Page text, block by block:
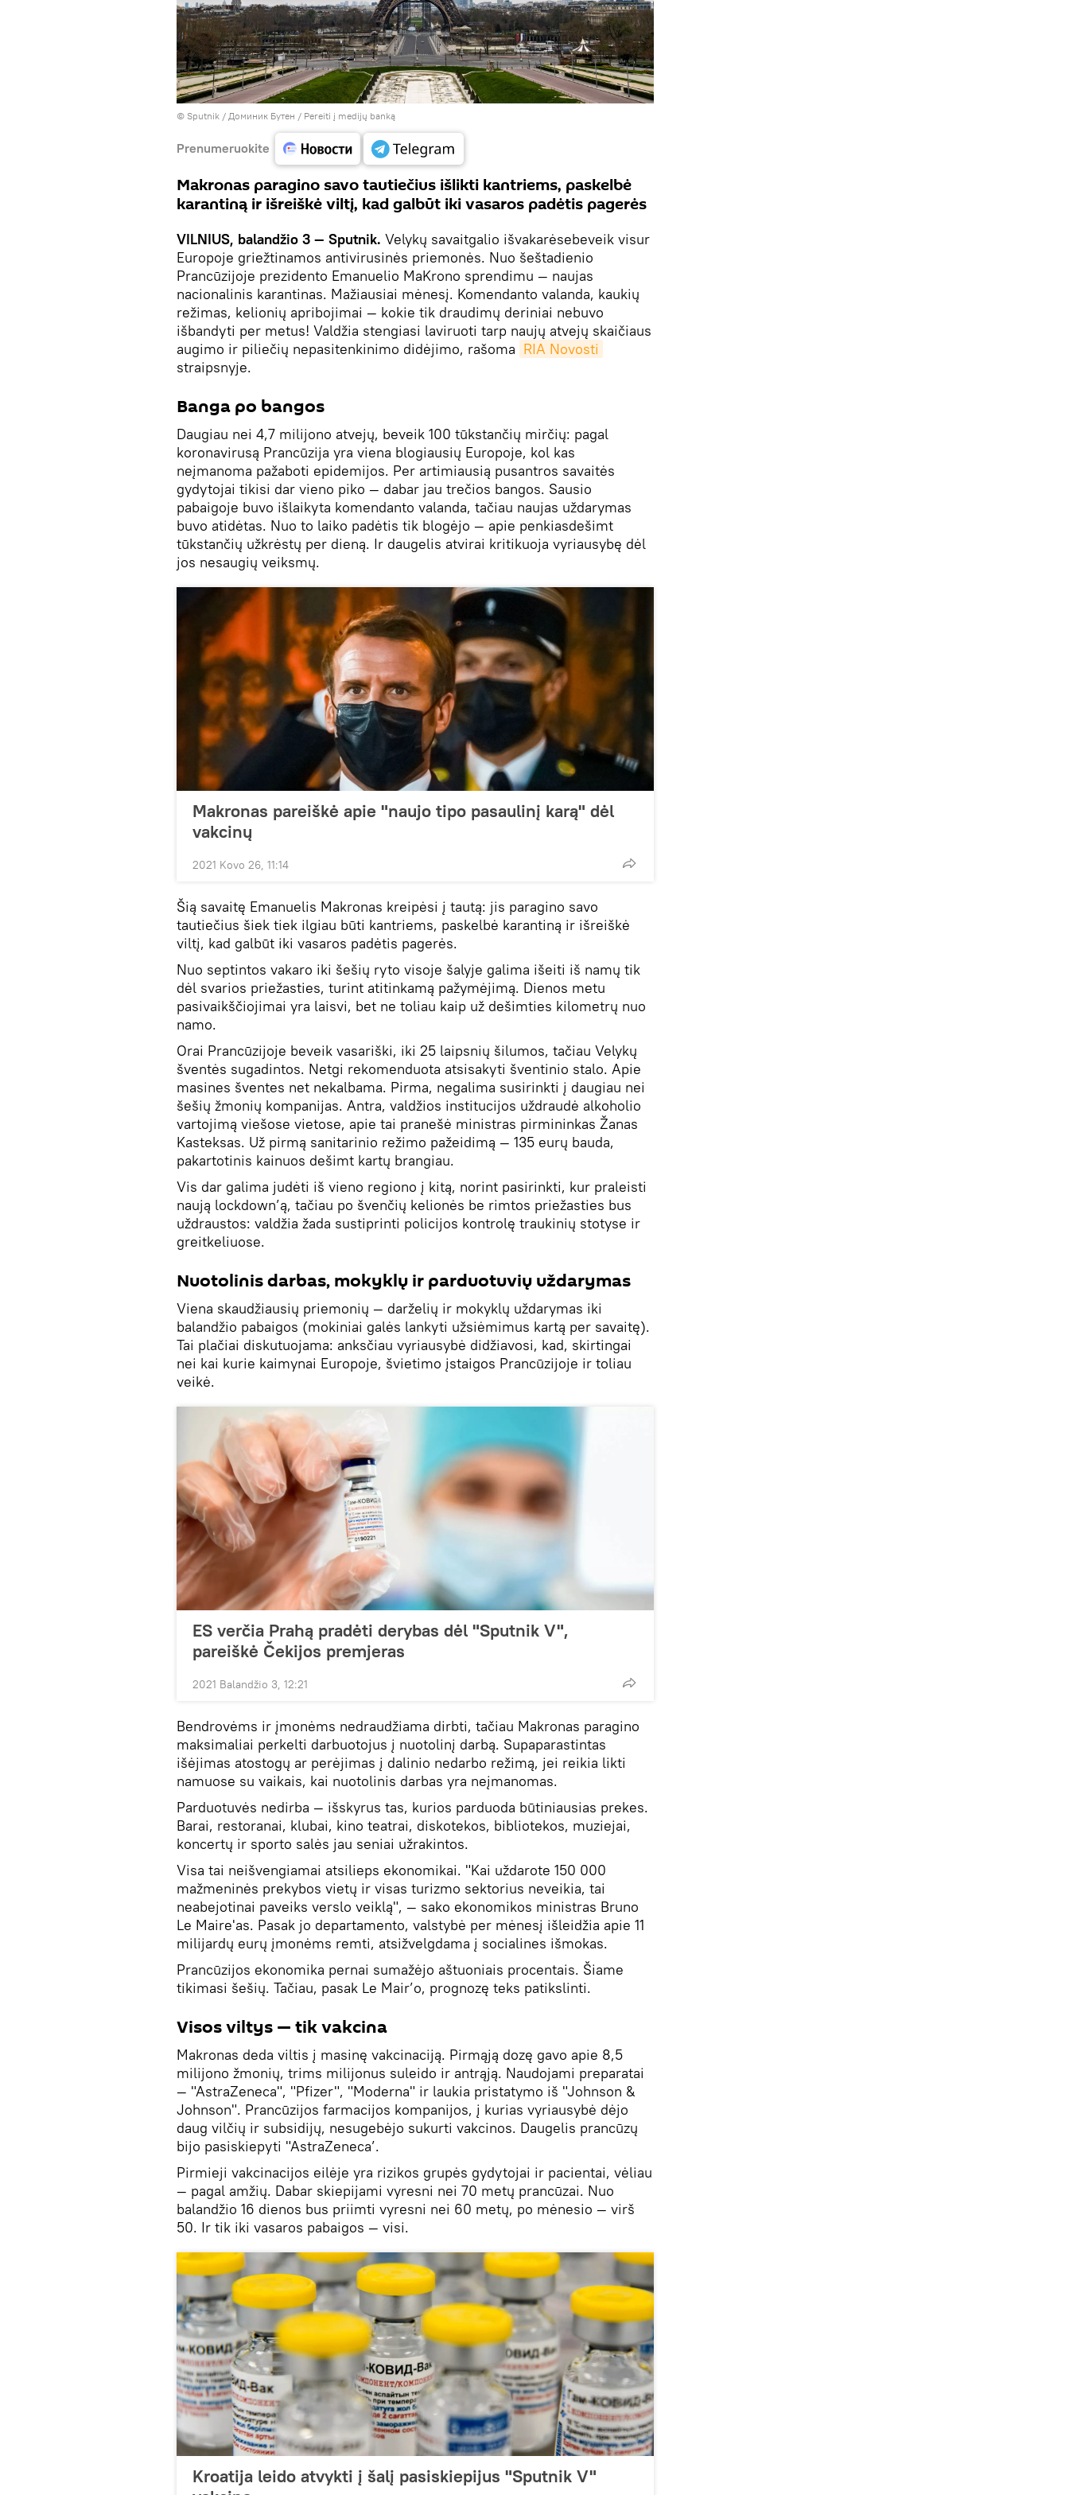
© Sputnik / Доминик Бутен / Pereiti į medijų banką
Prenumeruokite
Makronas paragino savo tautiečius išlikti kantriems, paskelbė
karantiną ir išreiškė viltį, kad galbūt iki vasaros padėtis pagerės
VILNIUS, balandžio 3 — Sputnik. Velykų savaitgalio išvakarėsebeveik visur
Europoje griežtinamos antivirusinės priemonės. Nuo šeštadienio
Prancūzijoje prezidento Emanuelio MaKrono sprendimu — naujas
nacionalinis karantinas. Mažiausiai mėnesį. Komendanto valanda, kaukių
režimas, kelionių apribojimai — kokie tik draudimų deriniai nebuvo
išbandyti per metus! Valdžia stengiasi laviruoti tarp naujų atvejų skaičiaus
augimo ir piliečių nepasitenkinimo didėjimo, rašoma RIA Novosti
straipsnyje.
Banga po bangos
Daugiau nei 4,7 milijono atvejų, beveik 100 tūkstančių mirčių: pagal
koronavirusą Prancūzija yra viena blogiausių Europoje, kol kas
neįmanoma pažaboti epidemijos. Per artimiausią pusantros savaitės
gydytojai tikisi dar vieno piko — dabar jau trečios bangos. Sausio
pabaigoje buvo išlaikyta komendanto valanda, tačiau naujas uždarymas
buvo atidėtas. Nuo to laiko padėtis tik blogėjo — apie penkiasdešimt
tūkstančių užkrėstų per dieną. Ir daugelis atvirai kritikuoja vyriausybę dėl
jos nesaugių veiksmų.
Makronas pareiškė apie "naujo tipo pasaulinį karą" dėl
vakcinų
2021 Kovo 26, 11:14
Šią savaitę Emanuelis Makronas kreipėsi į tautą: jis paragino savo
tautiečius šiek tiek ilgiau būti kantriems, paskelbė karantiną ir išreiškė
viltį, kad galbūt iki vasaros padėtis pagerės.
Nuo septintos vakaro iki šešių ryto visoje šalyje galima išeiti iš namų tik
dėl svarios priežasties, turint atitinkamą pažymėjimą. Dienos metu
pasivaikščiojimai yra laisvi, bet ne toliau kaip už dešimties kilometrų nuo
namo.
Orai Prancūzijoje beveik vasariški, iki 25 laipsnių šilumos, tačiau Velykų
šventės sugadintos. Netgi rekomenduota atsisakyti šventinio stalo. Apie
masines šventes net nekalbama. Pirma, negalima susirinkti į daugiau nei
šešių žmonių kompanijas. Antra, valdžios institucijos uždraudė alkoholio
vartojimą viešose vietose, apie tai pranešė ministras pirmininkas Žanas
Kasteksas. Už pirmą sanitarinio režimo pažeidimą — 135 eurų bauda, ​​
pakartotinis kainuos dešimt kartų brangiau.
Vis dar galima judėti iš vieno regiono į kitą, norint pasirinkti, kur praleisti
naują lockdown’ą, tačiau po švenčių kelionės be rimtos priežasties bus
uždraustos: valdžia žada sustiprinti policijos kontrolę traukinių stotyse ir
greitkeliuose.
Nuotolinis darbas, mokyklų ir parduotuvių uždarymas
Viena skaudžiausių priemonių — darželių ir mokyklų uždarymas iki
balandžio pabaigos (mokiniai galės lankyti užsiėmimus kartą per savaitę).
Tai plačiai diskutuojama: anksčiau vyriausybė didžiavosi, kad, skirtingai
nei kai kurie kaimynai Europoje, švietimo įstaigos Prancūzijoje ir toliau
veikė.
ES verčia Prahą pradėti derybas dėl "Sputnik V",
pareiškė Čekijos premjeras
2021 Balandžio 3, 12:21
Bendrovėms ir įmonėms nedraudžiama dirbti, tačiau Makronas paragino
maksimaliai perkelti darbuotojus į nuotolinį darbą. Supaparastintas
išėjimas atostogų ar perėjimas į dalinio nedarbo režimą, jei reikia likti
namuose su vaikais, kai nuotolinis darbas yra neįmanomas.
Parduotuvės nedirba — išskyrus tas, kurios parduoda būtiniausias prekes.
Barai, restoranai, klubai, kino teatrai, diskotekos, bibliotekos, muziejai,
koncertų ir sporto salės jau seniai užrakintos.
Visa tai neišvengiamai atsilieps ekonomikai. "Kai uždarote 150 000
mažmeninės prekybos vietų ir visas turizmo sektorius neveikia, tai
neabejotinai paveiks verslo veiklą", — sako ekonomikos ministras Bruno
Le Maire'as. Pasak jo departamento, valstybė per mėnesį išleidžia apie 11
milijardų eurų įmonėms remti, atsižvelgdama į socialines išmokas.
Prancūzijos ekonomika pernai sumažėjo aštuoniais procentais. Šiame
tikimasi šešių. Tačiau, pasak Le Mair’o, prognozę teks patikslinti.
Visos viltys — tik vakcina
Makronas deda viltis į masinę vakcinaciją. Pirmąją dozę gavo apie 8,5
milijono žmonių, trims milijonus suleido ir antrąją. Naudojami preparatai
— "AstraZeneca", "Pfizer", "Moderna" ir laukia pristatymo iš "Johnson &
Johnson". Prancūzijos farmacijos kompanijos, į kurias vyriausybė dėjo
daug vilčių ir subsidijų, nesugebėjo sukurti vakcinos. Daugelis prancūzų
bijo pasiskiepyti "AstraZeneca’.
Pirmieji vakcinacijos eilėje yra rizikos grupės gydytojai ir pacientai, vėliau
— pagal amžių. Dabar skiepijami vyresni nei 70 metų prancūzai. Nuo
balandžio 16 dienos bus priimti vyresni nei 60 metų, po mėnesio — virš
50. Ir tik iki vasaros pabaigos — visi.
Kroatija leido atvykti į šalį pasiskiepijus "Sputnik V"